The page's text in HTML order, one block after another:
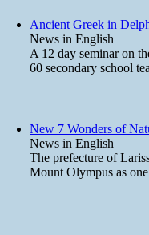
Ancient Greek in
News in English
A 12 day seminar on
60 secondary school
New 7 Wonders of
News in English
The prefecture of
Mount Olympus as